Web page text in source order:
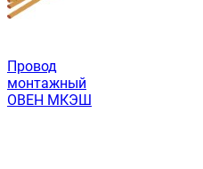
Провод
монтажный
ОВЕН МКЭШ